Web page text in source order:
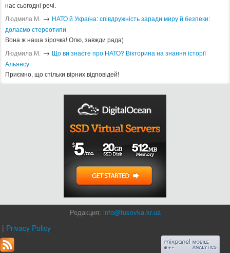
нас сьогодні речі.
Людмила М. → ​НАТО й Україна: співдружність заради миру й безпеки:
долаємо стереотипи
Вона ж наша зірочка! Олю, завжди рада)
Людмила М. → Що ви знаєте про НАТО? Вікторина на знання історії
Альянсу ​
Приємно, що стільки вірних відповідей!
Редакция: info@tusovka.kr.ua
| Privacy Policy